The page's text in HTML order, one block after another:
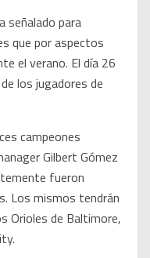
señalado para
que por aspectos
el verano. El día 26
los jugadores de
campeones
Gilbert Gómez
fueron
Los mismos tendrán
Orioles de Baltimore,